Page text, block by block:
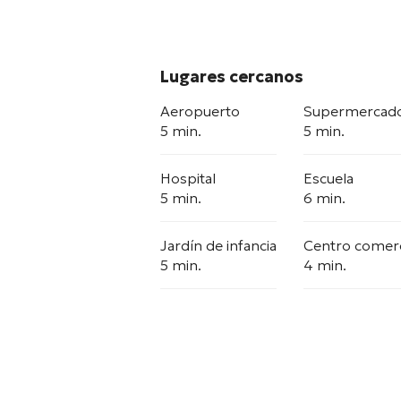
Lugares cercanos
Aeropuerto
5 min.
5 min.
Hospital
5 min.
Escuela
6 min.
Jardín de infancia
5 min.
Centro
4 min.